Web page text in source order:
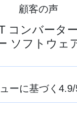
顧客の声
コンバータ
ソフトウェ
ーに基づく